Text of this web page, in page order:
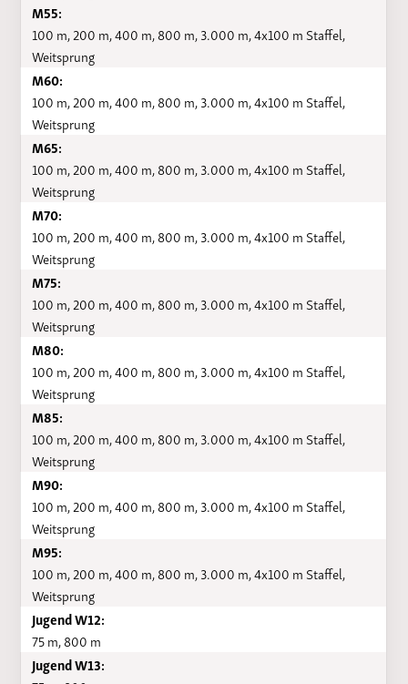
M55:
100 m, 200 m, 400 m, 800 m, 3.000 m, 4x100 m Staffel,
Weitsprung
M60:
100 m, 200 m, 400 m, 800 m, 3.000 m, 4x100 m Staffel,
Weitsprung
M65:
100 m, 200 m, 400 m, 800 m, 3.000 m, 4x100 m Staffel,
Weitsprung
M70:
100 m, 200 m, 400 m, 800 m, 3.000 m, 4x100 m Staffel,
Weitsprung
M75:
100 m, 200 m, 400 m, 800 m, 3.000 m, 4x100 m Staffel,
Weitsprung
M80:
100 m, 200 m, 400 m, 800 m, 3.000 m, 4x100 m Staffel,
Weitsprung
M85:
100 m, 200 m, 400 m, 800 m, 3.000 m, 4x100 m Staffel,
Weitsprung
M90:
100 m, 200 m, 400 m, 800 m, 3.000 m, 4x100 m Staffel,
Weitsprung
M95:
100 m, 200 m, 400 m, 800 m, 3.000 m, 4x100 m Staffel,
Weitsprung
Jugend W12:
75 m, 800 m
Jugend W13: